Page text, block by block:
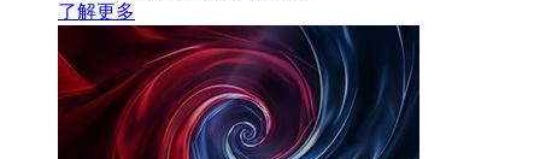
了解更多